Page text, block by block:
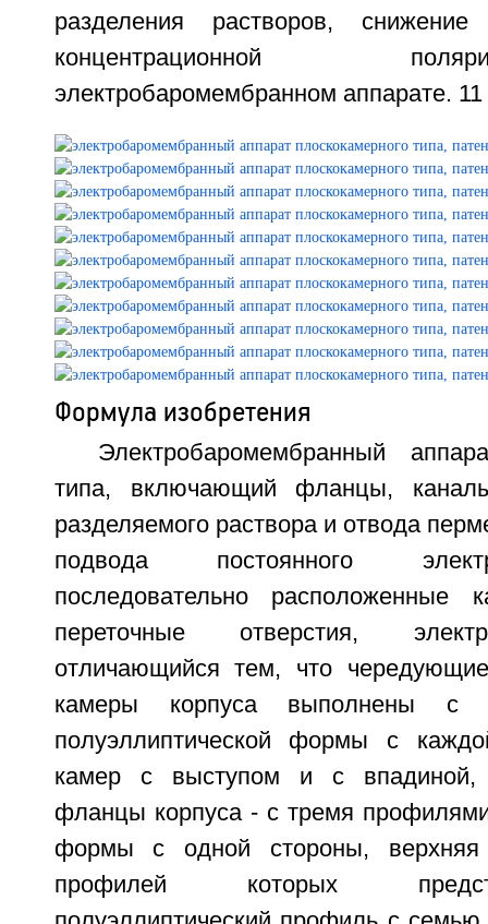
разделения растворов,
концентрационной
электробаромембранном аппарате. 11
Формула изобретения
Электробаромембранный
типа, включающий фланцы,
разделяемого раствора и отвода
подвода постоянного
последовательно расположенные
переточные отверстия,
отличающийся тем, что
камеры корпуса выполнены с
полуэллиптической формы с
камер с выступом и с впадиной,
фланцы корпуса - с тремя
формы с одной стороны, верхняя
профилей которых